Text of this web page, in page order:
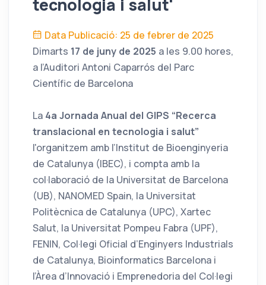
tecnologia i salut'
Data Publicació: 25 de febrer de 2025
Dimarts 17 de juny de 2025 a les 9.00 hores,
a l’Auditori Antoni Caparrós del Parc
Científic de Barcelona
La 4a Jornada Anual del GIPS “Recerca
translacional en tecnologia i salut”
l'organitzem amb l’Institut de Bioenginyeria
de Catalunya (IBEC), i compta amb la
col·laboració de la Universitat de Barcelona
(UB), NANOMED Spain, la Universitat
Politècnica de Catalunya (UPC), Xartec
Salut, la Universitat Pompeu Fabra (UPF),
FENIN, Col·legi Oficial d’Enginyers Industrials
de Catalunya, Bioinformatics Barcelona i
l’Àrea d’Innovació i Emprenedoria del Col·legi